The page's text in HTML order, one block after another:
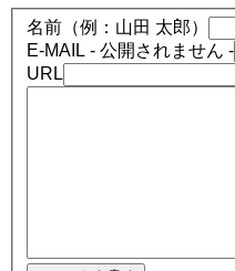
名前（例：山田 太郎）
E-MAIL - 公開されません -
URL